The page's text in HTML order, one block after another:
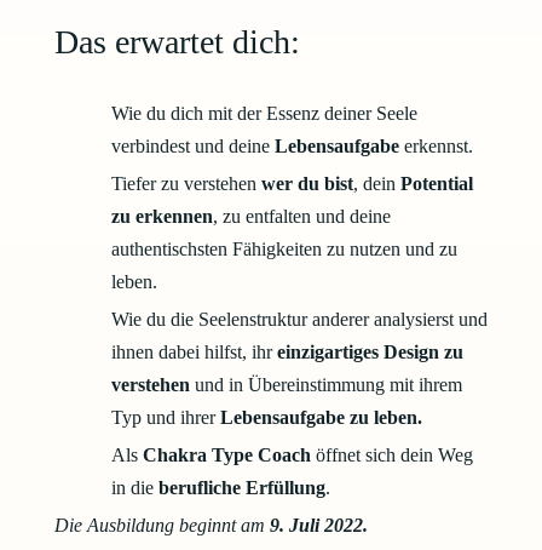
Das erwartet dich:
Wie du dich mit der Essenz deiner Seele
verbindest und deine Lebensaufgabeerkennst.
Tiefer zu verstehen wer du bist, dein Potential
zu erkennen, zu entfalten und deine
authentischsten Fähigkeiten zu nutzen und zu
leben.
Wie du die Seelenstruktur anderer analysierst und
ihnen dabei hilfst, ihreinzigartiges Design zu
verstehen und in Übereinstimmung mit ihrem
Typ und ihrerLebensaufgabe zu leben.
Als Chakra Type Coach öffnet sich dein Weg
in die berufliche Erfüllung.
Die Ausbildung beginnt am 9. Juli 2022.